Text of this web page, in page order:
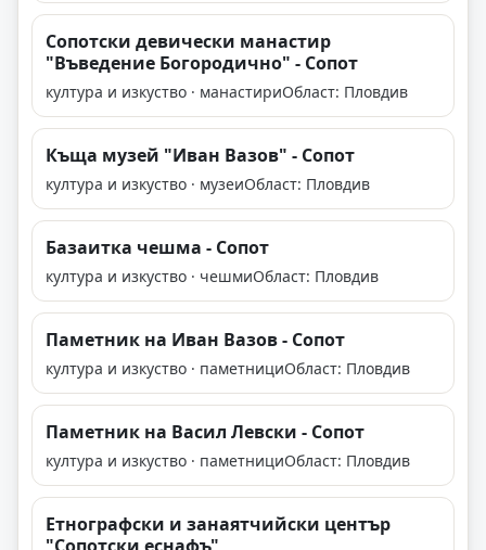
Сопотски девически манастир
"Въведение Богородично" - Сопот
култура и изкуство · манастириОбласт: Пловдив
Къща музей "Иван Вазов" - Сопот
култура и изкуство · музеиОбласт: Пловдив
Базаитка чешма - Сопот
култура и изкуство · чешмиОбласт: Пловдив
Паметник на Иван Вазов - Сопот
култура и изкуство · паметнициОбласт: Пловдив
Паметник на Васил Левски - Сопот
култура и изкуство · паметнициОбласт: Пловдив
Етнографски и занаятчийски център